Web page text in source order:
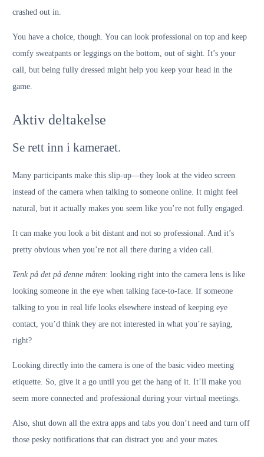
crashed out in.
You have a choice, though. You can look professional on top and keep
comfy sweatpants or leggings on the bottom, out of sight. It’s your
call, but being fully dressed might help you keep your head in the
game.
Aktiv deltakelse
Se rett inn i kameraet.
Many participants make this slip-up—they look at the video screen
instead of the camera when talking to someone online. It might feel
natural, but it actually makes you seem like you’re not fully engaged.
It can make you look a bit distant and not so professional. And it’s
pretty obvious when you’re not all there during a video call.
Tenk på det på denne måten: looking right into the camera lens is like
looking someone in the eye when talking face-to-face. If someone
talking to you in real life looks elsewhere instead of keeping eye
contact, you’d think they are not interested in what you’re saying,
right?
Looking directly into the camera is one of the basic video meeting
etiquette. So, give it a go until you get the hang of it. It’ll make you
seem more connected and professional during your virtual meetings.
Also, shut down all the extra apps and tabs you don’t need and turn off
those pesky notifications that can distract you and your mates.